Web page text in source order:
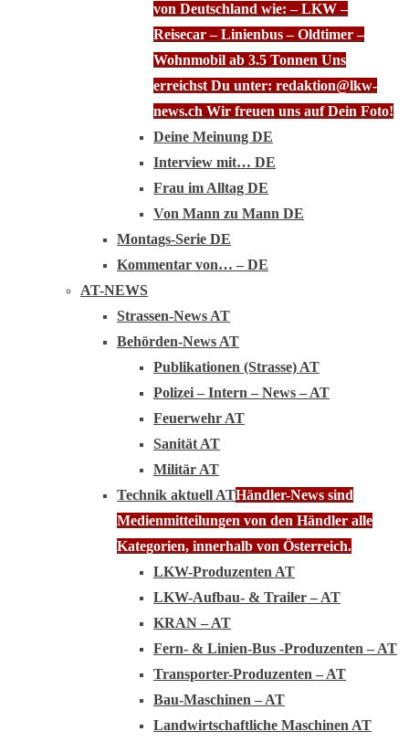
von Deutschland wie: – LKW –
Reisecar – Linienbus – Oldtimer –
Wohnmobil ab 3.5 Tonnen Uns
erreichst Du unter: redaktion@lkw-
news.ch Wir freuen uns auf Dein Foto!
Deine Meinung DE
Interview mit… DE
Frau im Alltag DE
Von Mann zu Mann DE
Montags-Serie DE
Kommentar von… – DE
AT-NEWS
Strassen-News AT
Behörden-News AT
Publikationen (Strasse) AT
Polizei – Intern – News – AT
Feuerwehr AT
Sanität AT
Militär AT
Technik aktuell ATHändler-News sind
Medienmitteilungen von den Händler alle
Kategorien, innerhalb von Österreich.
LKW-Produzenten AT
LKW-Aufbau- & Trailer – AT
KRAN – AT
Fern- & Linien-Bus -Produzenten – AT
Transporter-Produzenten – AT
Bau-Maschinen – AT
Landwirtschaftliche Maschinen AT